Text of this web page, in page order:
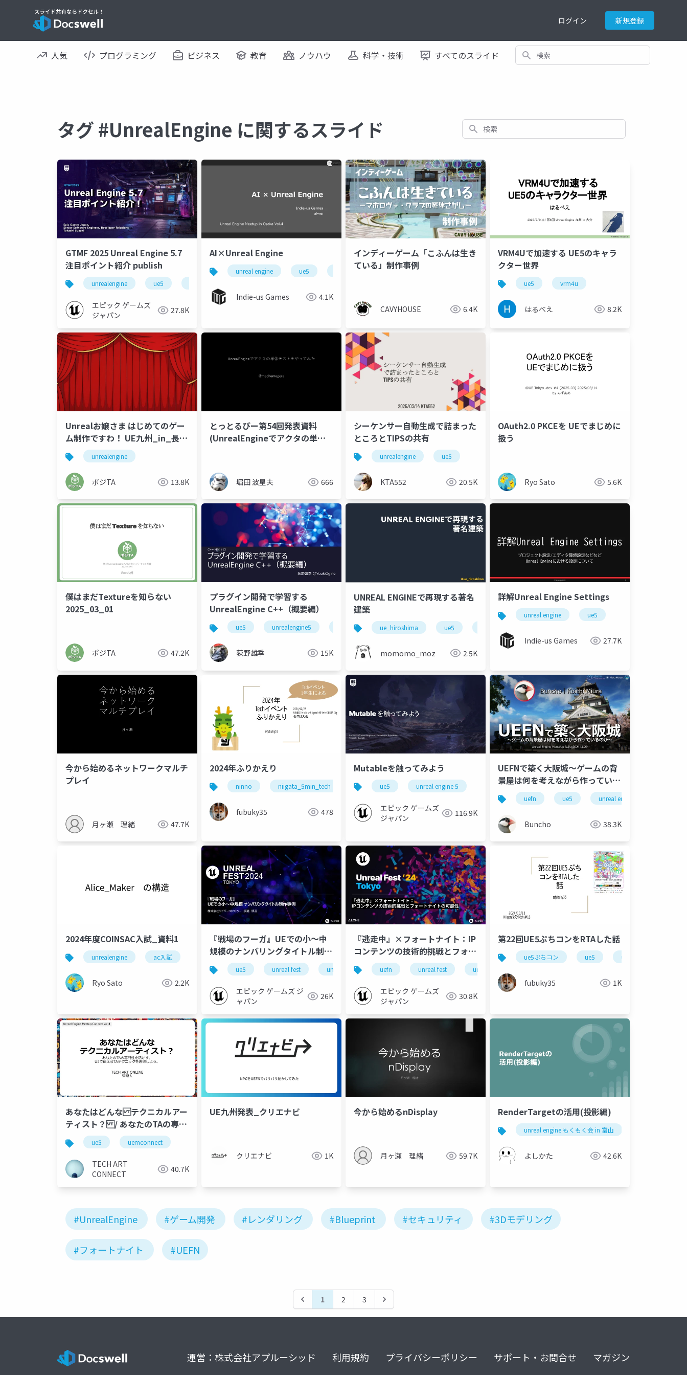
ログイン 新規登録
人気 プログラミング ビジネス 教育 ノウハウ 科学・技術 すべてのスライド 検索
タグ #UnrealEngine に関するスライド 検索
GTMF 2025 Unreal Engine 5.7
注目ポイント紹介 publish
unrealengine ue5
エピック ゲームズ
ジャパン
27.8K
AI×Unreal Engine
unreal engine ue5
Indie-us Games 4.1K
インディーゲーム「こふんは生き
ている」制作事例
CAVYHOUSE 6.4K
VRM4Uで加速する UE5のキャラ
クター世界
ue5 vrm4u
はるべえ 8.2K
Unrealお嬢さま はじめてのゲー
ム制作ですわ！ UE九州_in_長
崎 2025/06/07
unrealengine
ポジTA 13.8K
とっとるびー第54回発表資料
(UnrealEngineでアクタの単体
堀田 波星夫 666
シーケンサー自動生成で詰まった
ところとTIPSの共有
unrealengine ue5
KTA552 20.5K
OAuth2.0 PKCEを UEでまじめに
扱う
Ryo Sato 5.6K
僕はまだTextureを知らない
2025_03_01
ポジTA 47.2K
プラグイン開発で学習する
UnrealEngine C++（概要編）
ue5 unrealengine5
荻野雄季 15K
UNREAL ENGINEで再現する著名
建築
ue_hiroshima ue5
momomo_moz 2.5K
詳解Unreal Engine Settings
unreal engine ue5
Indie-us Games 27.7K
今から始めるネットワークマルチ
プレイ
月ヶ瀬 理緒 47.7K
2024年ふりかえり
ninno niigata_5min_tech dertagig
fubuky35 478
Mutableを触ってみよう
ue5 unreal engine 5
エピック ゲームズ
ジャパン
116.9K
UEFNで築く大阪城～ゲームの背
景屋は何を考えながら作っている
のか～uefn ue5 unreal engine
Buncho 38.3K
2024年度COINSAC入試_資料1
unrealengine ac入試
Ryo Sato 2.2K
『戦場のフーガ』UEでの小～中
規模のナンバリングタイトル制作
事例【UNREAL FEST 2024
TOKYO】
ue5 unreal fest unreal fest 2024 tokyo
エピック ゲームズ ジ
ャパン
26K
『逃走中』×フォートナイト：IP
コンテンツの技術的挑戦とフォー
トナイトの可能性【UNREAL
FEST 2024 TOKYO】
uefn unreal fest unreal fest 2024 tokyo
エピック ゲームズ
ジャパン
30.8K
第22回UE5ぷちコンをRTAした話
ue5ぷちコン ue5 unrealengine
fubuky35 1K
あなたはどんな テクニカルアー
ティスト？ / あなたのTAの専門
性を活かす、 UEで使えるTAテ
クニックを習得しよう。
ue5 uemconnect
TECH ART
CONNECT
40.7K
UE九州発表_クリエナビ
クリエナビ 1K
今から始めるnDisplay
月ヶ瀬 理緒 59.7K
RenderTargetの活用(投影編)
unreal engine もくもく会 in 富山
よしかた 42.6K
#UnrealEngine #ゲーム開発 #レンダリング #Blueprint #セキュリティ #3Dモデリング
#フォートナイト #UEFN
1 2 3
運営：株式会社アプルーシッド 利用規約 プライバシーポリシー サポート・お問合せ マガジン